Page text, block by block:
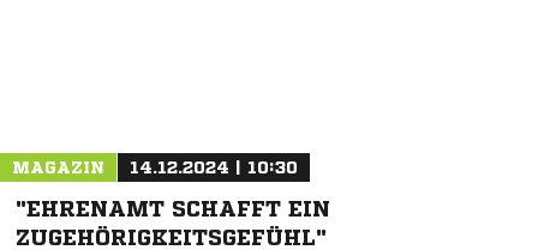
MAGAZIN 14.12.2024 | 10:30
"EHRENAMT SCHAFFT EIN
ZUGEHÖRIGKEITSGEFÜHL"